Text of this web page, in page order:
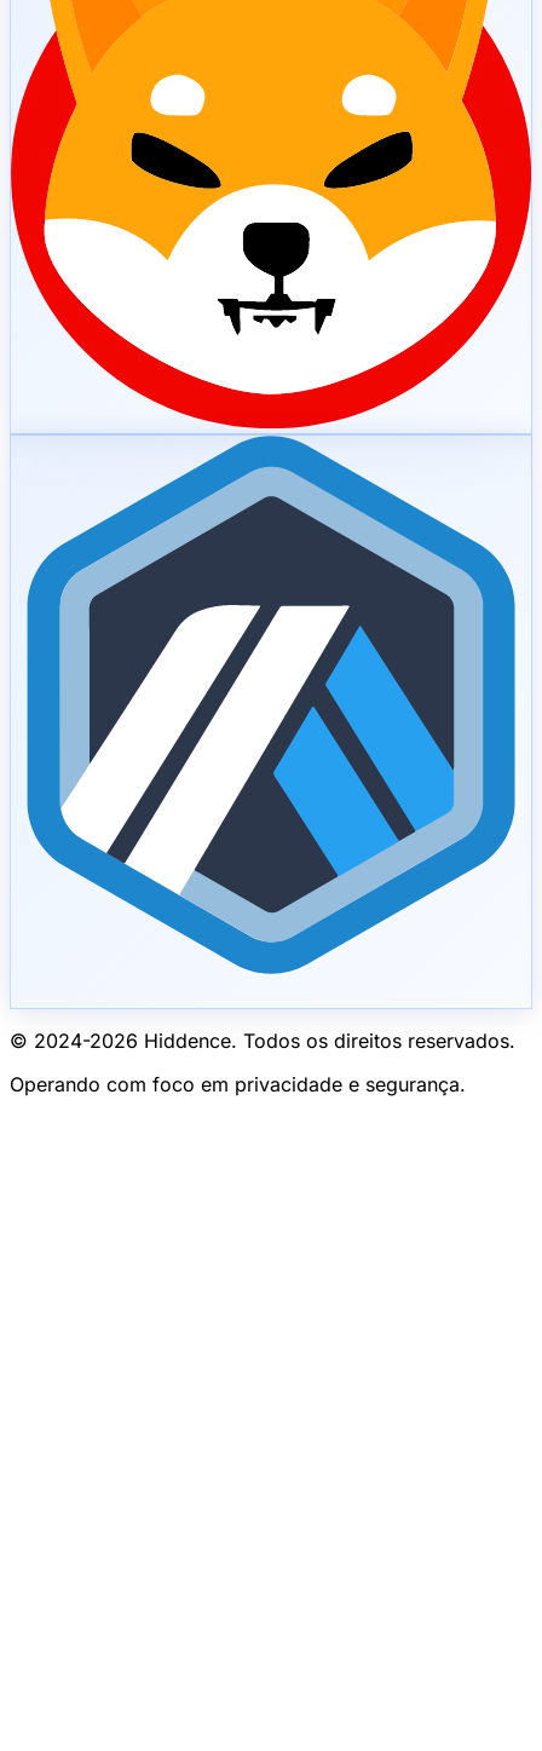
© 2024-2026 Hiddence. Todos os direitos reservados.
Operando com foco em privacidade e segurança.